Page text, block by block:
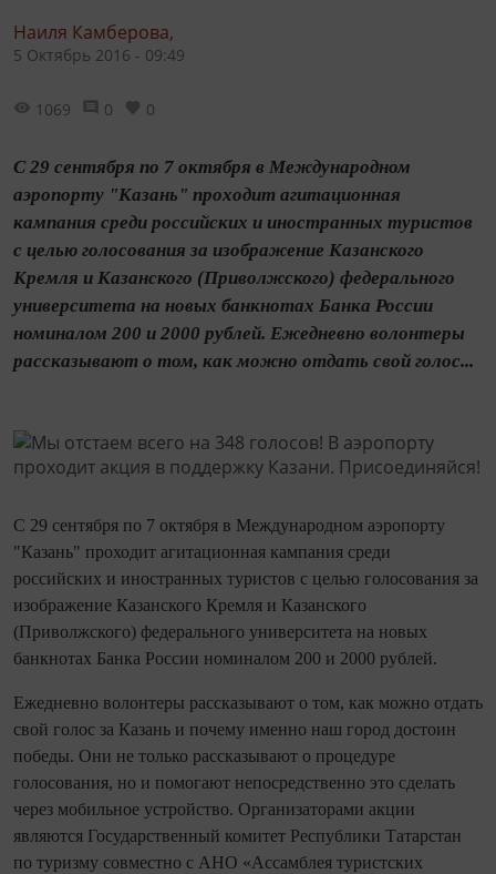
Наиля Камберова,
5 Октябрь 2016 - 09:49
1069 0 0
С 29 сентября по 7 октября в Международном
аэропорту "Казань" проходит агитационная
кампания среди российских и иностранных туристов
с целью голосования за изображение Казанского
Кремля и Казанского (Приволжского) федерального
университета на новых банкнотах Банка России
номиналом 200 и 2000 рублей. Ежедневно волонтеры
рассказывают о том, как можно отдать свой голос...
С 29 сентября по 7 октября в Международном аэропорту
"Казань" проходит агитационная кампания среди
российских и иностранных туристов с целью голосования за
изображение Казанского Кремля и Казанского
(Приволжского) федерального университета на новых
банкнотах Банка России номиналом 200 и 2000 рублей.
Ежедневно волонтеры рассказывают о том, как можно отдать
свой голос за Казань и почему именно наш город достоин
победы. Они не только рассказывают о процедуре
голосования, но и помогают непосредственно это сделать
через мобильное устройство. Организаторами акции
являются Государственный комитет Республики Татарстан
по туризму совместно с АНО «Ассамблея туристских